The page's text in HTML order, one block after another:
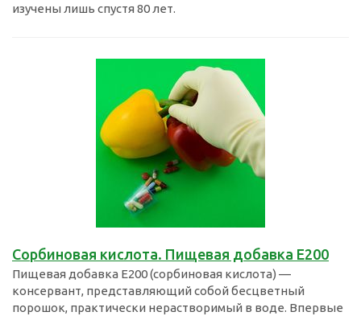
изучены лишь спустя 80 лет.
Сорбиновая кислота. Пищевая добавка Е200
Пищевая добавка E200 (сорбиновая кислота) —
консервант, представляющий собой бесцветный
порошок, практически нерастворимый в воде. Впервые